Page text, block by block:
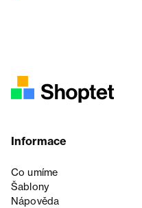
Informace
Co umíme
Šablony
Nápověda